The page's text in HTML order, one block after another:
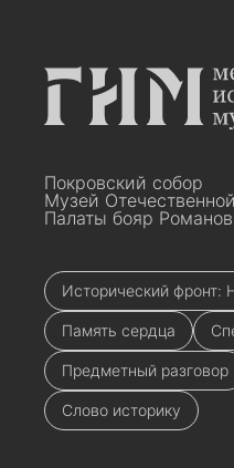
Покровский собор
Музей
Палаты бояр
Исторический фронт:
Память сердца
Предметный разговор
Слово историку